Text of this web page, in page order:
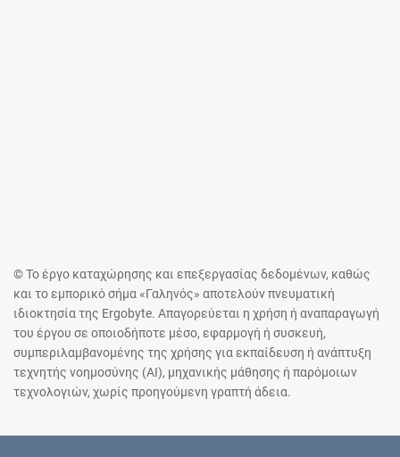
© Το έργο καταχώρησης και επεξεργασίας δεδομένων, καθώς
και το εμπορικό σήμα «Γαληνός» αποτελούν πνευματική
ιδιοκτησία της Ergobyte. Απαγορεύεται η χρήση ή αναπαραγωγή
του έργου σε οποιοδήποτε μέσο, εφαρμογή ή συσκευή,
συμπεριλαμβανομένης της χρήσης για εκπαίδευση ή ανάπτυξη
τεχνητής νοημοσύνης (AI), μηχανικής μάθησης ή παρόμοιων
τεχνολογιών, χωρίς προηγούμενη γραπτή άδεια.